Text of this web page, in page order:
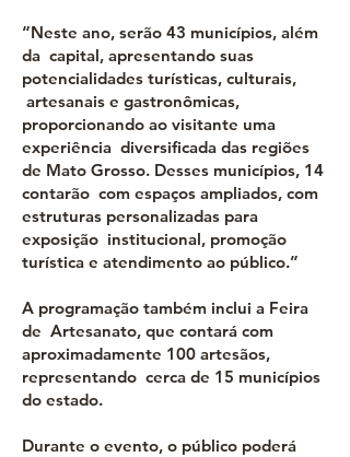
“Neste ano, serão 43 municípios, além
da capital, apresentando suas
potencialidades turísticas, culturais,
artesanais e gastronômicas,
proporcionando ao visitante uma
experiência diversificada das regiões
de Mato Grosso. Desses municípios, 14
contarão com espaços ampliados, com
estruturas personalizadas para
exposição institucional, promoção
turística e atendimento ao público.”
A programação também inclui a Feira
de Artesanato, que contará com
aproximadamente 100 artesãos,
representando cerca de 15 municípios
do estado.
Durante o evento, o público poderá